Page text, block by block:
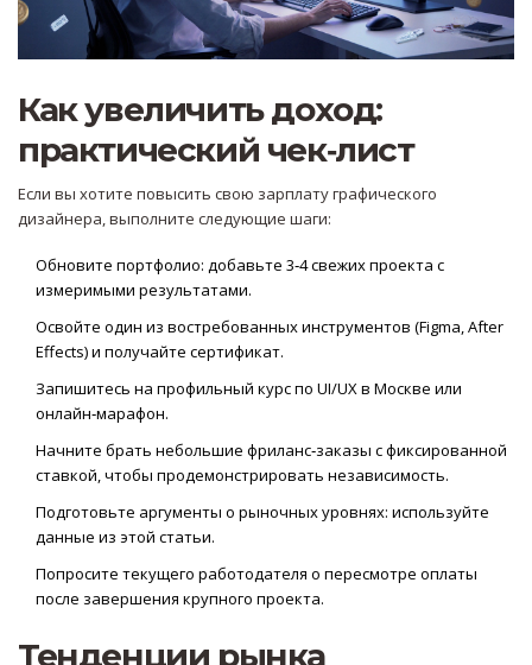
Как увеличить доход:
практический чек‑лист
Если вы хотите повысить свою зарплату графического
дизайнера, выполните следующие шаги:
Обновите портфолио: добавьте 3‑4 свежих проекта с
измеримыми результатами.
Освойте один из востребованных инструментов (Figma, After
Effects) и получайте сертификат.
Запишитесь на профильный курс по UI/UX в Москве или
онлайн‑марафон.
Начните брать небольшие фриланс‑заказы с фиксированной
ставкой, чтобы продемонстрировать независимость.
Подготовьте аргументы о рыночных уровнях: используйте
данные из этой статьи.
Попросите текущего работодателя о пересмотре оплаты
после завершения крупного проекта.
Тенденции рынка